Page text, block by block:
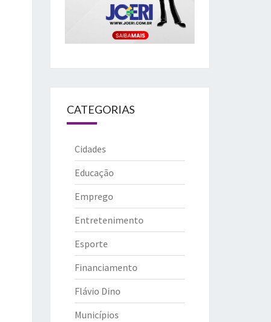
CATEGORIAS
Cidades
Educação
Emprego
Entretenimento
Esporte
Financiamento
Flávio Dino
Municípios